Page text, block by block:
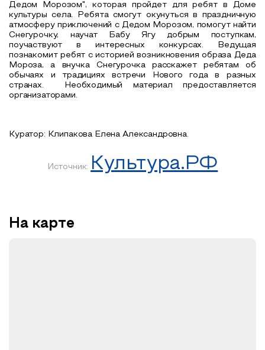
Дедом Морозом", которая пройдет для ребят в Доме
культуры села. Ребята смогут окунуться в праздничную
атмосферу приключений с Дедом Морозом, помогут найти
Снегурочку, научат Бабу Ягу добрым поступкам,
поучаствуют в интересных конкурсах. Ведущая
познакомит ребят с историей возникновения образа Деда
Мороза, а внучка Снегурочка расскажет ребятам об
обычаях и традициях встречи Нового года в разных
странах. Необходимый материал предоставляется
организаторами.
Куратор: Клипакова Елена Александровна.
Источник: Культура.РФ
На карте